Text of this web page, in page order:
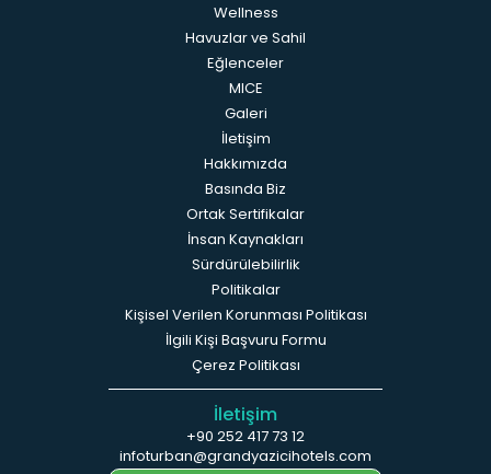
Wellness
Havuzlar ve Sahil
Eğlenceler
MICE
Galeri
İletişim
Hakkımızda
Basında Biz
Ortak Sertifikalar
İnsan Kaynakları
Sürdürülebilirlik
Politikalar
Kişisel Verilen Korunması Politikası
İlgili Kişi Başvuru Formu
Çerez Politikası
İletişim
+90 252 417 73 12
infoturban@grandyazicihotels.com